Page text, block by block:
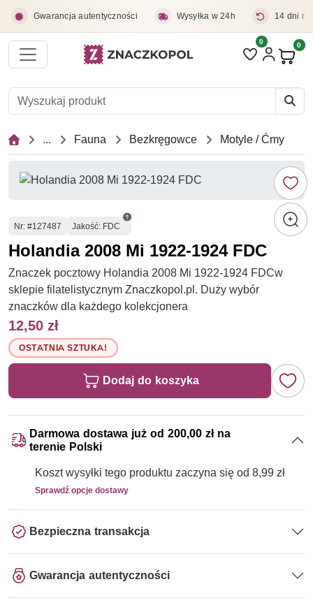
Gwarancja autentyczności Wysyłka w 24h 14 dni
Liczba pozycji
0 0
... Fauna Bezkręgowce Motyle / Ćmy
Numer
Nr: #127487 Jakość: FDC
Holandia 2008 Mi 1922-1924 FDC
Znaczek pocztowy Holandia 2008 Mi 1922-1924 FDCw
sklepie filatelistycznym Znaczkopol.pl. Duży wybór
znaczków dla każdego kolekcjonera
12,50 zł
OSTATNIA SZTUKA!
Dodaj do koszyka
Darmowa dostawa już od 200,00 zł na
terenie Polski
Koszt wysyłki tego produktu zaczyna się od 8,99 zł
Sprawdź opcje dostawy
Bezpieczna transakcja
Gwarancja autentyczności